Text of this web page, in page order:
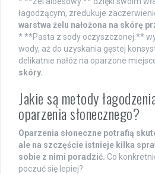
łagodzącym, zredukuje
warstwa żelu nałożona na skórę
* **Pasta z sody oczyszczonej:**
wody, aż do uzyskania gęstej
delikatnie nałóż na oparzone
skóry.
Jakie są metody
oparzenia słonecznego?
Oparzenia słoneczne potrafią
ale na szczęście istnieje kilka
sobie z nimi poradzić. Co
poczuć się lepiej?